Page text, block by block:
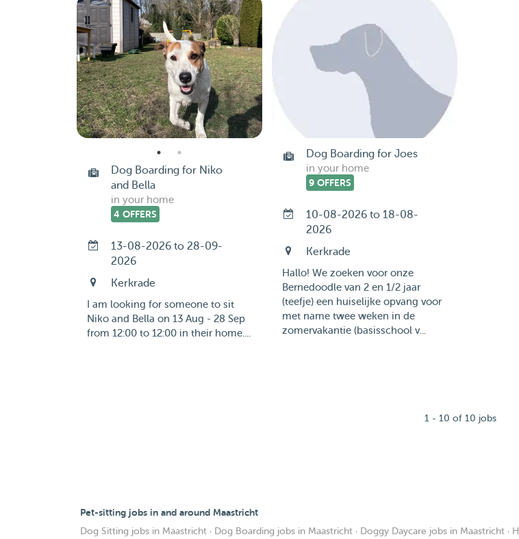
Dog Boarding for Niko
and Bella
in your home
4 OFFERS
13-08-2026 to 28-09-
2026
Kerkrade
I am looking for someone to sit
Niko and Bella on 13 Aug - 28 Sep
from 12:00 to 12:00 in their home....
Dog Boarding for Joes
in your home
9 OFFERS
10-08-2026 to 18-08-
2026
Kerkrade
Hallo! We zoeken voor onze
Bernedoodle van 2 en 1/2 jaar
(teefje) een huiselijke opvang voor
met name twee weken in de
zomervakantie (basisschool v...
1 - 10 of 10 jobs
Pet-sitting jobs in and around Maastricht
Dog Sitting jobs in Maastricht · Dog Boarding jobs in Maastricht · Doggy Daycare jobs in Maastricht ·